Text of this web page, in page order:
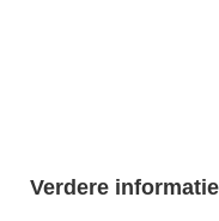
Verdere informatie